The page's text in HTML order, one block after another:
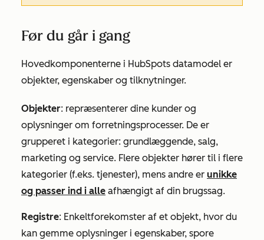
Før du går i gang
Hovedkomponenterne i HubSpots datamodel er
objekter, egenskaber og tilknytninger.
Objekter: repræsenterer dine kunder og
oplysninger om forretningsprocesser. De er
grupperet i kategorier: grundlæggende, salg,
marketing og service. Flere objekter hører til i flere
kategorier (f.eks. tjenester), mens andre er unikke
og passer ind i alle afhængigt af din brugssag.
Registre: Enkeltforekomster af et objekt, hvor du
kan gemme oplysninger i egenskaber, spore